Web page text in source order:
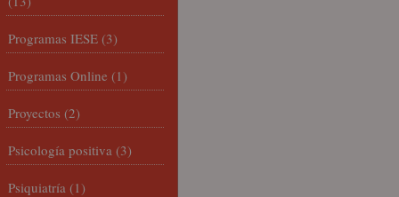
Programas IESE (3)
Programas Online (1)
Proyectos (2)
Psicología positiva (3)
Psiquiatría (1)